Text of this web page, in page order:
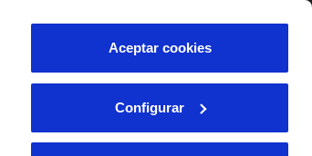
Aceptar cookies
Configurar
INCIDENCIAS
Área de clientes